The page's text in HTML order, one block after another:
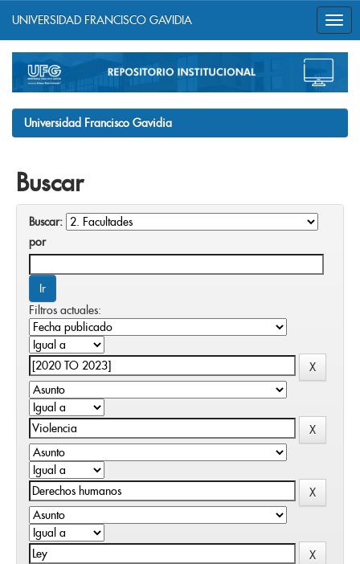
navigation
UNIVERSIDAD FRANCISCO GAVIDIA
Universidad Francisco Gavidia
Buscar
Buscar:
por
Filtros actuales: